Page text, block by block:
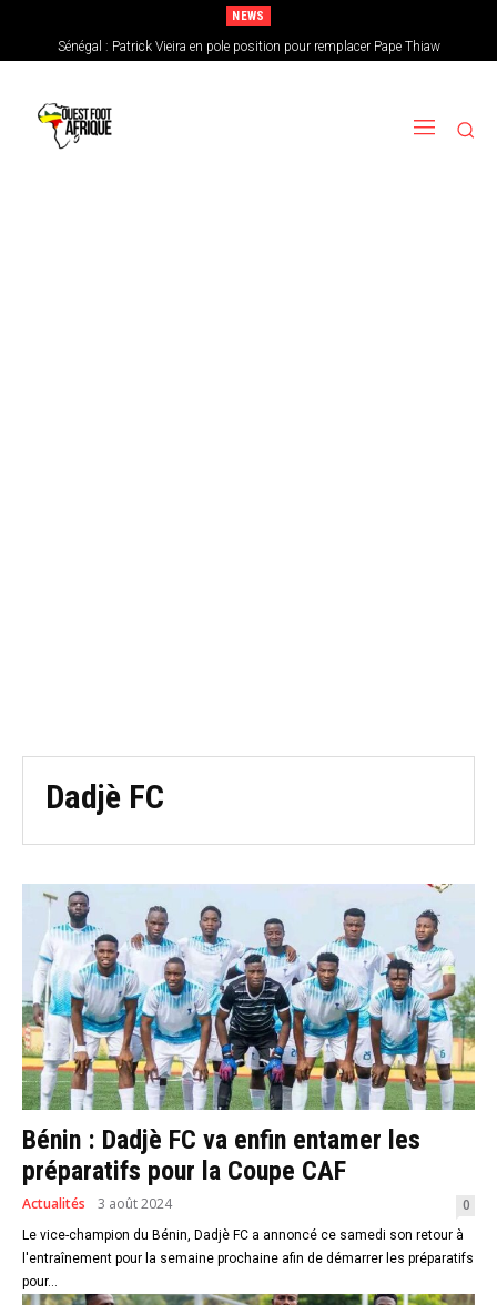
NEWS
Sénégal : Patrick Vieira en pole position pour remplacer Pape Thiaw
Dadjè FC
Bénin : Dadjè FC va enfin entamer les
préparatifs pour la Coupe CAF
Actualités 3 août 2024 0
Le vice-champion du Bénin, Dadjè FC a annoncé ce samedi son retour à
l'entraînement pour la semaine prochaine afin de démarrer les préparatifs
pour...